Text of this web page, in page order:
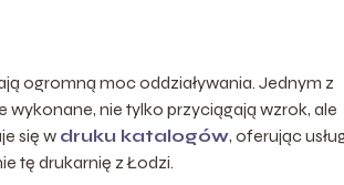
ogromną moc oddziaływania. Jednym z
nie tylko przyciągają wzrok, ale
się w druku katalogów, oferując
tę drukarnię z Łodzi.